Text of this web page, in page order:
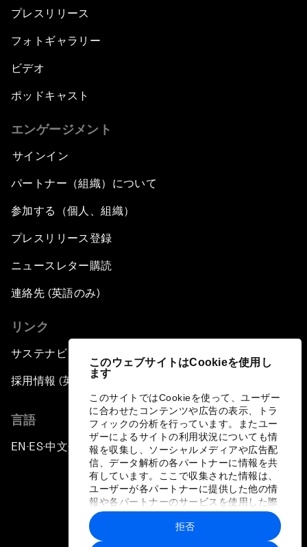
このウェブサイトはCookieを使用し
ます
このサイトではCookieを使って、ユーザー
に合わせたコンテンツや広告の表示、トラ
フィックの分析を行っています。またユー
ザーによるサイトの利用状況についても情
報を収集し、ソーシャルメディアや広告配
信、データ解析の各パートナーに情報を共
有しています。ここで収集された情報は、
ユーザーが各パートナーに提供した他の情
報や各パートナーのサービスを使用した際
に収集された情報と組み合わされ、各パー
トナーによって使用されることがありま
す。
拒否
プレスリリース
フォトギャラリー
ビデオ
ポッドキャスト
エンゲージメント
サインイン
パートナー（組織）について
参加する（個人、組織）
プレスリリース登録
ニュースレター購読
連絡先 (英語のみ)
リンク
サステナビリティへの取り組み
採用情報 (英語のみ)
言語
EN ▪ES▪中文▪ 日本語
プライバシーポリシーと利用規約